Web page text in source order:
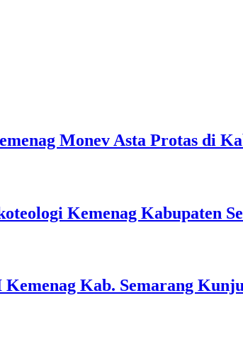
Monev Asta Protas di
Kemenag Kabupaten
Kab. Semarang